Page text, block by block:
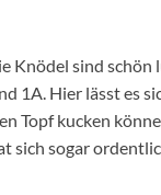
Knödel sind
1A. Hier lässt es
Topf kucken
sich sogar